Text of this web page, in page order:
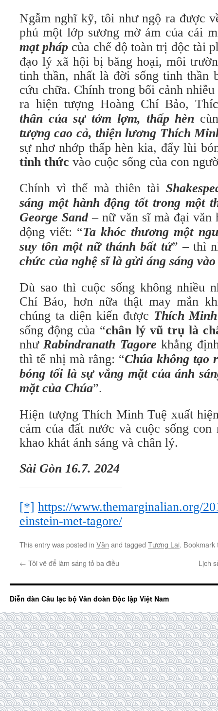
Ngẫm nghĩ kỹ, tôi như ngộ ra được
phủ một lớp sương mờ ám của cái
mạt pháp của chế độ toàn trị độc tài
đạo lý xã hội bị băng hoại, môi
tinh thần, nhất là đời sống tinh thần
cứu chữa. Chính trong bối cảnh
ra hiện tượng Hoàng Chí Bảo,
thân của sự tởm lợm, thấp hèn
tượng cao cả, thiện lương Thích
sự nhơ nhớp thấp hèn kia, đẩy lùi
tỉnh thức vào cuộc sống của con
Chính vì thế mà thiên tài
sáng một hành động tốt trong một
George Sand– nữ văn sĩ mà đại văn
động viết: “Ta khóc thương một
suy tôn một nữ thánh bất tử” – thì
chức của nghệ sĩ là gửi áng sáng
Dù sao thì cuộc sống không nhiều
Chí Bảo, hơn nữa thật may mắn
chúng ta diện kiến được Thích
sống động của “chân lý vũ trụ là
nhưRabindranath Tagorekhẳng
thì tế nhị mà rằng: “Chúa không tạo
bóng tối là sự vắng mặt của ánh
mặt của Chúa”.
Hiện tượng Thích Minh Tuệ xuất
cảm của đất nước và cuộc sống
khao khát ánh sáng và chân lý.
Sài Gòn 16.7. 2024
[*] https://www.themarginalian.org/
einstein-met-tagore/
This entry was posted in Văn and tagged Tương Lai.
← Tôi vẽ để làm sáng tỏ ba điều Lịch
Diễn đàn Câu lạc bộ Văn đoàn Độc lập Việt Nam